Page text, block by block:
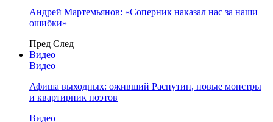
Андрей Мартемьянов: «Соперник наказал нас за наши
ошибки»
Пред След
Видео
Видео
Афиша выходных: оживший Распутин, новые монстры
и квартирник поэтов
Видео